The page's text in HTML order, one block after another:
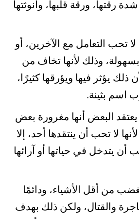
رقتها، ورقة قلبها، وأنوثتها
تحب التعامل مع الآخرين، أو
وذلك لأنها تخاف من
ذلك يؤثر فيها ويؤرقها كثيرًا،
اسم بثينة.
البعض أنها مغرورة بعض
لا تحب أن ينتقدها أحد، إلا
أن يتدخل في حياتها أو آرائها
من أقل الأشياء، ودائمًا
والقتال، ولكن ذلك بهدف